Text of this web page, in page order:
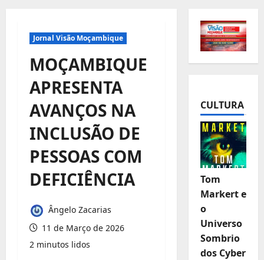
Jornal Visão Moçambique
MOÇAMBIQUE
APRESENTA
AVANÇOS NA
INCLUSÃO DE
PESSOAS COM
DEFICIÊNCIA
Ângelo Zacarias
11 de Março de 2026
2 minutos lidos
CULTURA
Tom
Markert e
o
Universo
Sombrio
dos Cyber